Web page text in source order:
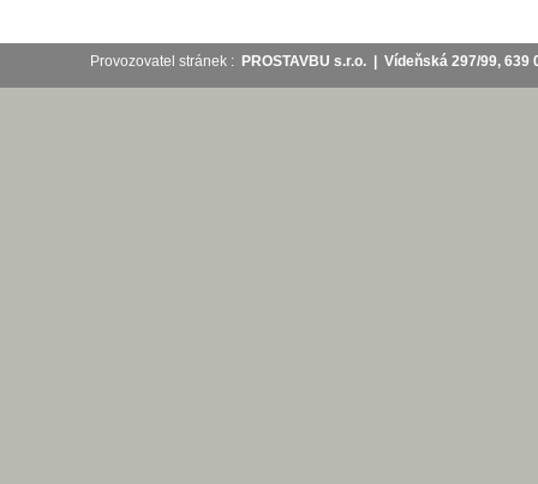
Provozovatel stránek : PROSTAVBU s.r.o. | Vídeňská 297/99,